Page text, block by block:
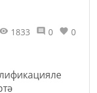
1833 0 0